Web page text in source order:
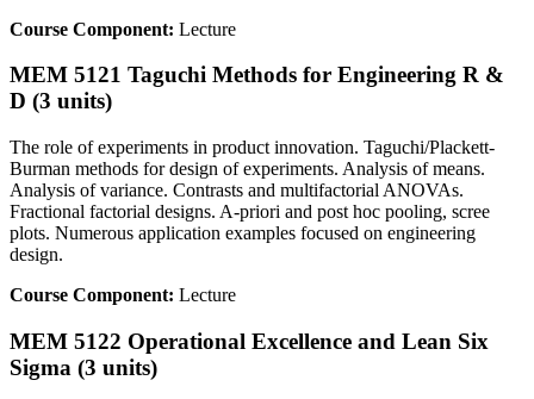
Course Component: Lecture
MEM 5121 Taguchi Methods for Engineering R &
D (3 units)
The role of experiments in product innovation. Taguchi/Plackett-
Burman methods for design of experiments. Analysis of means.
Analysis of variance. Contrasts and multifactorial ANOVAs.
Fractional factorial designs. A-priori and post hoc pooling, scree
plots. Numerous application examples focused on engineering
design.
Course Component: Lecture
MEM 5122 Operational Excellence and Lean Six
Sigma (3 units)